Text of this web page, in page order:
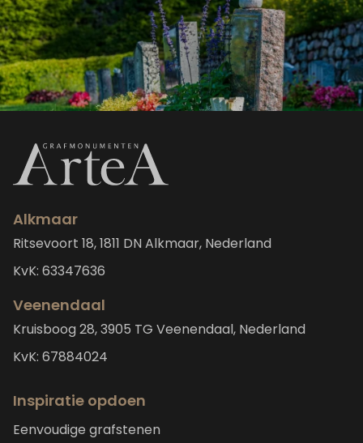
Alkmaar
Ritsevoort 18, 1811 DN Alkmaar, Nederland
KvK: 63347636
Veenendaal
Kruisboog 28, 3905 TG Veenendaal, Nederland
KvK: 67884024
Inspiratie opdoen
Eenvoudige grafstenen